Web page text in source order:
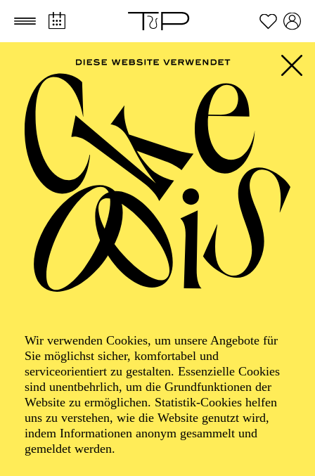
Zum Hauptinhalt springen Zum Footer springen
Wir verwenden Cookies, um unsere Angebote für
Sie möglichst sicher, komfortabel und
serviceorientiert zu gestalten. Essenzielle Cookies
sind unentbehrlich, um die Grundfunktionen der
Website zu ermöglichen. Statistik-Cookies helfen
uns zu verstehen, wie die Website genutzt wird,
indem Informationen anonym gesammelt und
gemeldet werden.
FILTER
SEPTEMBER 2026
PHILHARMONIE ESSEN
Freitag
04.09.2026
20:00 - 23:00
Alfried Krupp Saal
Veranstalter: Theater-, Konzert- u. Gastspieldirektion OTTO
HOFNER GMBH
TICKETS
55,20 52,70€
Die Veranstaltung ist vom Angebot der TUPcard ausgeschlossen.